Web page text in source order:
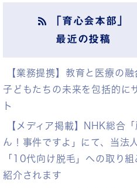
「育心会本部」
最近の投稿
【業務提携】教育と医療の融
子どもたちの未来を包括的に
ト
【メディア掲載】NHK総合「
ん！事件ですよ」にて、当法
「10代向け脱毛」への取り組
紹介されます